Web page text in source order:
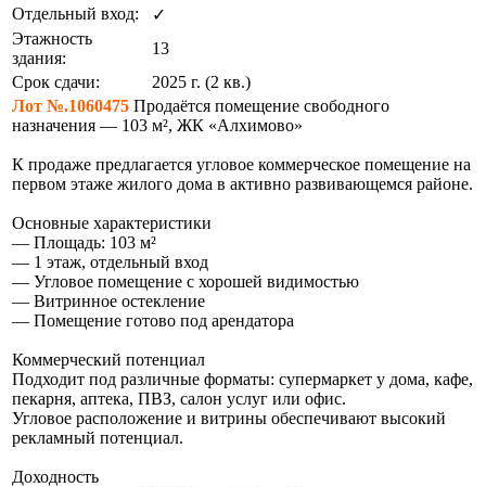
Отдельный вход:
✓
Этажность
здания:
13
Срок сдачи:
2025 г. (2 кв.)
Лот №.1060475 Продаётся помещение свободного
назначения — 103 м², ЖК «Алхимово»
К продаже предлагается угловое коммерческое помещение на
первом этаже жилого дома в активно развивающемся районе.
Основные характеристики
— Площадь: 103 м²
— 1 этаж, отдельный вход
— Угловое помещение с хорошей видимостью
— Витринное остекление
— Помещение готово под арендатора
Коммерческий потенциал
Подходит под различные форматы: супермаркет у дома, кафе,
пекарня, аптека, ПВЗ, салон услуг или офис.
Угловое расположение и витрины обеспечивают высокий
рекламный потенциал.
Доходность